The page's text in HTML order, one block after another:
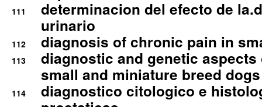
111
determinacion del efecto de
urinario
112 diagnosis of chronic pain in
113
diagnostic and genetic
small and miniature breed
114
diagnostico citologico e